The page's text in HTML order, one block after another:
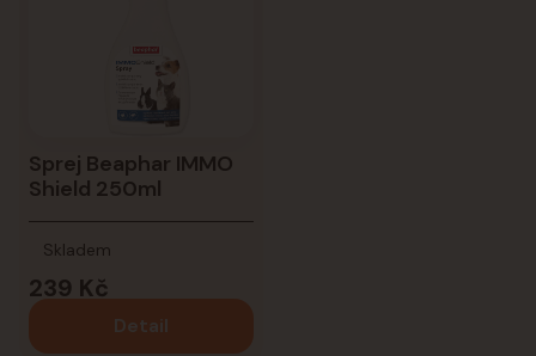
Sprej Beaphar IMMO
Shield 250ml
239 Kč
Skladem
Detail